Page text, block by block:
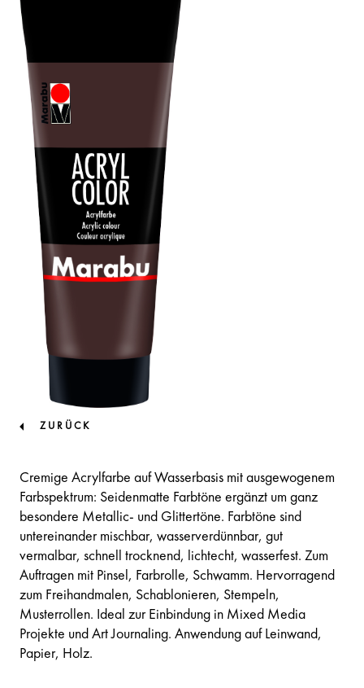
ZURÜCK
Cremige Acrylfarbe auf Wasserbasis mit ausgewogenem
Farbspektrum: Seidenmatte Farbtöne ergänzt um ganz
besondere Metallic- und Glittertöne. Farbtöne sind
untereinander mischbar, wasserverdünnbar, gut
vermalbar, schnell trocknend, lichtecht, wasserfest. Zum
Auftragen mit Pinsel, Farbrolle, Schwamm. Hervorragend
zum Freihandmalen, Schablonieren, Stempeln,
Musterrollen. Ideal zur Einbindung in Mixed Media
Projekte und Art Journaling. Anwendung auf Leinwand,
Papier, Holz.